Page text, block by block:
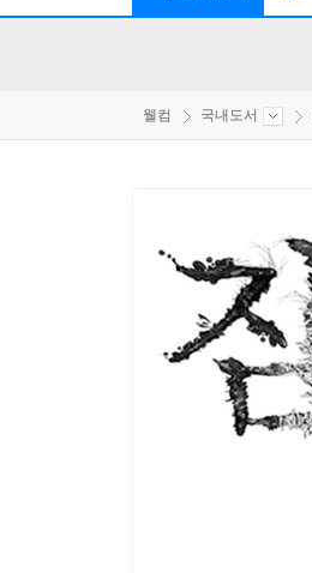
웰컴 국내도서